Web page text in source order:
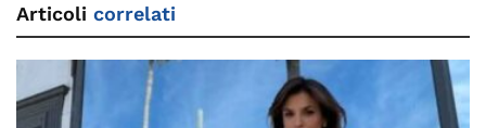
Articoli correlati